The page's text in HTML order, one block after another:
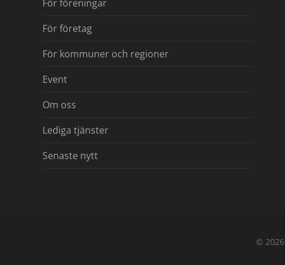
För föreningar
För företag
För kommuner och regioner
Event
Om oss
Lediga tjänster
Senaste nytt
© 2026